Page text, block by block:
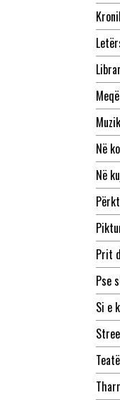
Në
Në
Prit
Pse
Si e